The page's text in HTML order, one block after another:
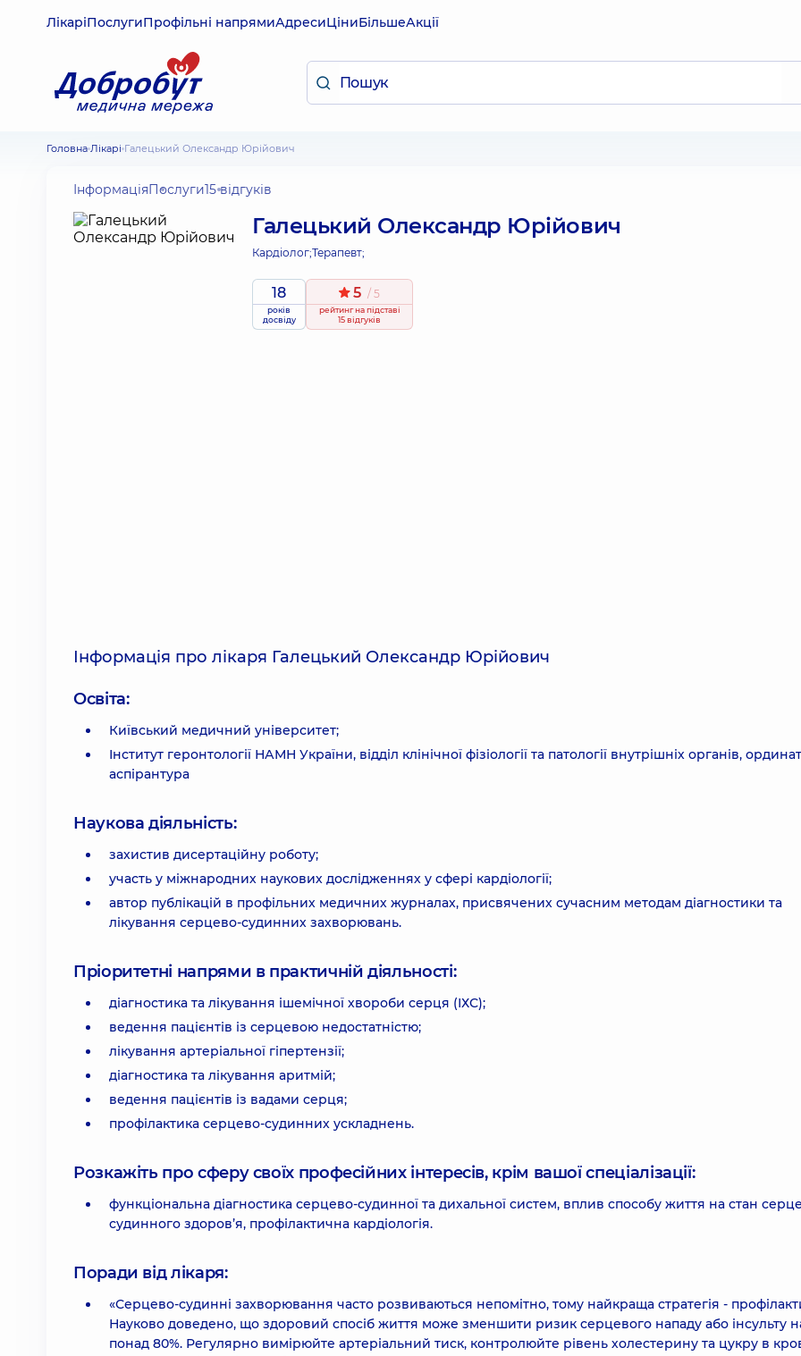
ЛікаріПослугиПрофільні напрямиАдресиЦіниБільшеАкції
Головна Лікарі Галецький Олександр Юрійович
ІнформаціяПослуги15 відгуків
Галецький Олександр Юрійович
Кардіолог;Терапевт;
18
років
досвіду
5 / 5
рейтингна підставі
15 відгуків
Інформація про лікаря Галецький Олександр Юрійович
Освіта:
Київський медичний університет;
Інститут геронтології НАМН України, відділ клінічної фізіології та патології внутрішніх органів,
аспірантура
Наукова діяльність:
захистив дисертаційну роботу;
участь у міжнародних наукових дослідженнях у сфері кардіології;
автор публікацій в профільних медичних журналах, присвячених сучасним методам діагностики та
лікування серцево-судинних захворювань.
Пріоритетні напрями в практичній діяльності:
діагностика та лікування ішемічної хвороби серця (ІХС);
ведення пацієнтів із серцевою недостатністю;
лікування артеріальної гіпертензії;
діагностика та лікування аритмій;
ведення пацієнтів із вадами серця;
профілактика серцево-судинних ускладнень.
Розкажіть про сферу своїх професійних інтересів, крім вашої спеціалізації:
функціональна діагностика серцево-судинної та дихальної систем, вплив способу життя на стан
судинного здоров’я, профілактична кардіологія.
Поради від лікаря:
«Серцево-судинні захворювання часто розвиваються непомітно, тому найкраща стратегія -
Науково доведено, що здоровий спосіб життя може зменшити ризик серцевого нападу або інсульту
понад 80%. Регулярно вимірюйте артеріальний тиск, контролюйте рівень холестерину та цукру в